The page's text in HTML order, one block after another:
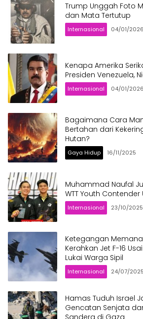
Trump Unggah Foto
dan Mata Tertutup
Internasional 04/01/2026
Kenapa Amerika
Presiden Venezuela,
Internasional 04/01/2026
Bagaimana Cara
Bertahan dari
Hutan?
Gaya Hidup 16/11/2025
Muhammad Naufal
WTT Youth Contender
Internasional 23/10/2025
Ketegangan
Kerahkan Jet F-16
Lukai Warga Sipil
Internasional 24/07/2025
Hamas Tuduh Israel
Gencatan Senjata